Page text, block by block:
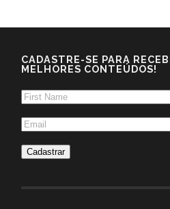
CADASTRE-SE PARA
MELHORES CONTEÚDOS!